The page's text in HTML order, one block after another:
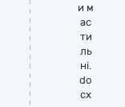
и м
ас
ти
ль
ні.
do
cx